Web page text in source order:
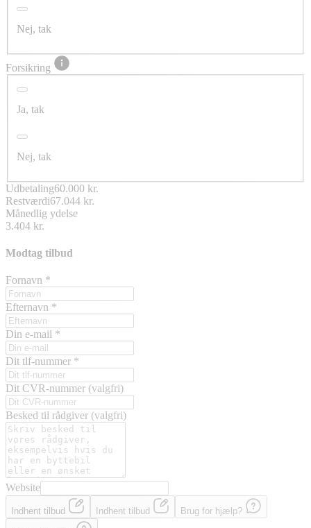
Nej, tak
Forsikring
Ja, tak
Nej, tak
Udbetaling60.000 kr.
Restværdi67.044 kr.
Månedlig ydelse
3.404 kr.
Modtag tilbud
Fornavn *
Efternavn *
Din e-mail *
Dit tlf-nummer *
Dit CVR-nummer (valgfri)
Besked til rådgiver (valgfri)
Website
Indhent tilbud Indhent tilbud Brug for hjælp?